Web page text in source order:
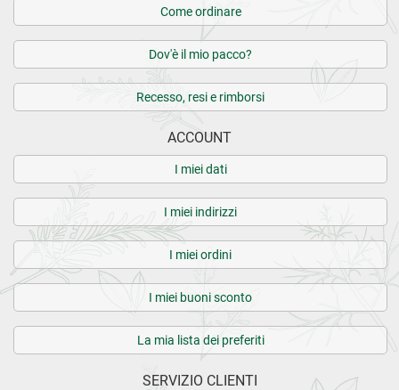
Come ordinare
Dov'è il mio pacco?
Recesso, resi e rimborsi
ACCOUNT
I miei dati
I miei indirizzi
I miei ordini
I miei buoni sconto
La mia lista dei preferiti
SERVIZIO CLIENTI